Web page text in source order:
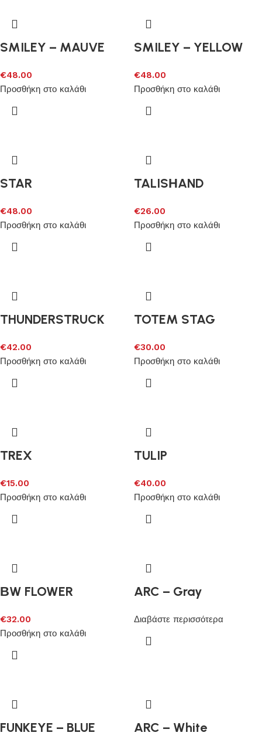
SMILEY – MAUVE
€48.00
Προσθήκη στο καλάθι
SMILEY – YELLOW
€48.00
Προσθήκη στο καλάθι
STAR
€48.00
Προσθήκη στο καλάθι
TALISΗAND
€26.00
Προσθήκη στο καλάθι
THUNDERSTRUCK
€42.00
Προσθήκη στο καλάθι
TOTEM STAG
€30.00
Προσθήκη στο καλάθι
TREX
€15.00
Προσθήκη στο καλάθι
TULIP
€40.00
Προσθήκη στο καλάθι
ΒW FLOWER
€32.00
Προσθήκη στο καλάθι
ARC – Gray
Διαβάστε περισσότερα
FUNKEYE – BLUE ARC – White